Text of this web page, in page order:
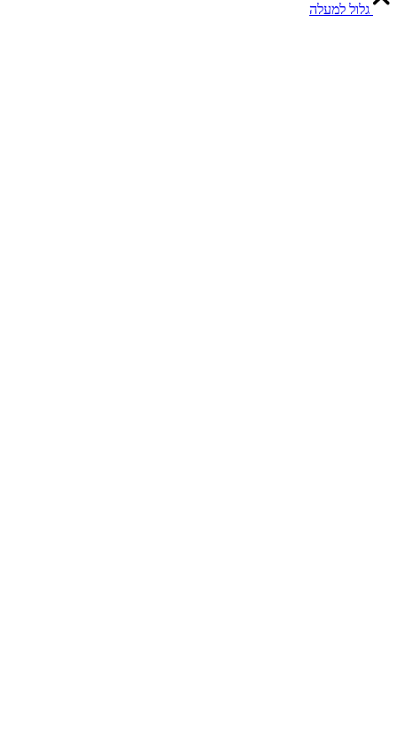
למעלה